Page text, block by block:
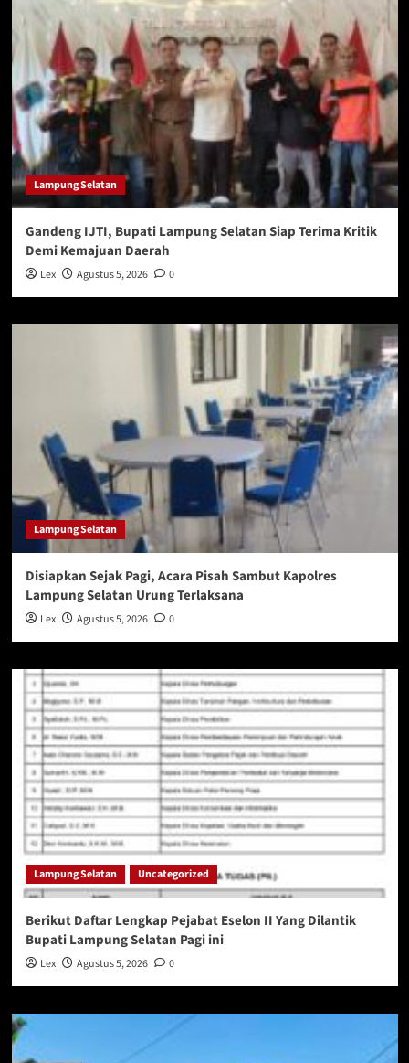
Lampung Selatan
Gandeng IJTI, Bupati Lampung Selatan Siap Terima Kritik
Demi Kemajuan Daerah
Lex Agustus 5, 2026 0
Lampung Selatan
Disiapkan Sejak Pagi, Acara Pisah Sambut Kapolres
Lampung Selatan Urung Terlaksana
Lex Agustus 5, 2026 0
Lampung Selatan Uncategorized
Berikut Daftar Lengkap Pejabat Eselon II Yang Dilantik
Bupati Lampung Selatan Pagi ini
Lex Agustus 5, 2026 0